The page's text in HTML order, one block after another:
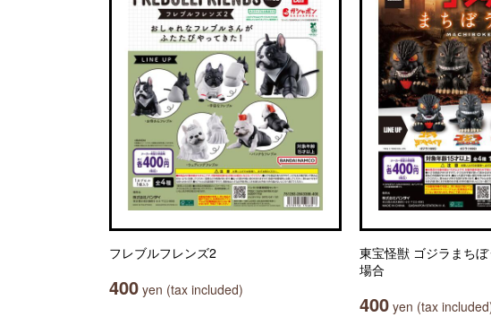
フレブルフレンズ2
400 yen (tax included)
東宝怪獣 ゴジラまち
場合
400 yen (tax